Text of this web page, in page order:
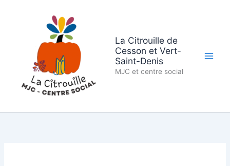
La Citrouille de
Cesson et Vert-
Saint-Denis
MJC et centre social